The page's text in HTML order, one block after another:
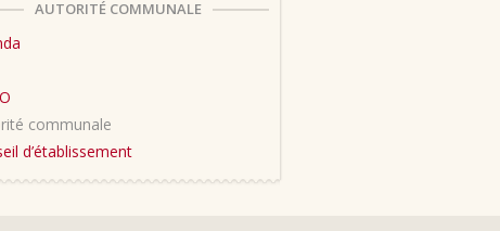
AUTORITÉ COMMUNALE
communale
d’établissement